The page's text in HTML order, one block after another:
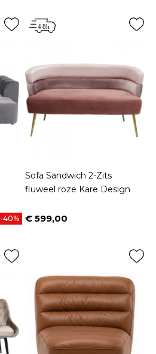
-40%
Sofa Sandwich 2-Zits
fluweel roze Kare Design
Prijs
€ 599,00